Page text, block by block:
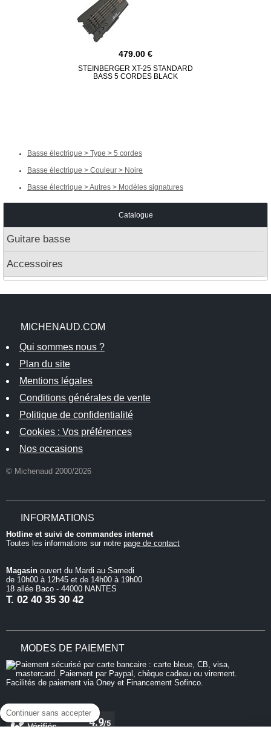
Continuer sans accepter
479.00
STEINBERGER XT-25 STANDARD
BASS 5 CORDES BLACK
Basse électrique > Type > 5 cordes
Basse électrique > Couleur > Noire
Basse électrique > Autres > Modèles signatures
Catalogue
Guitare basse
Accessoires
MICHENAUD.COM
Qui sommes nous ?
Plan du site
Mentions légales
Conditions générales de vente
Politique de confidentialité
Cookies : Vos préférences
Nos occasions
© Michenaud 2000/2026
INFORMATIONS
Hotline et suivi de commandes internet
Toutes les informations sur notre page de contact
Magasin ouvert du Mardi au Samedi
de 10h00 à 12h45 et de 14h00 à 19h00
18 allée Baco - 44000 NANTES
T. 02 40 35 30 42
MODES DE PAIEMENT